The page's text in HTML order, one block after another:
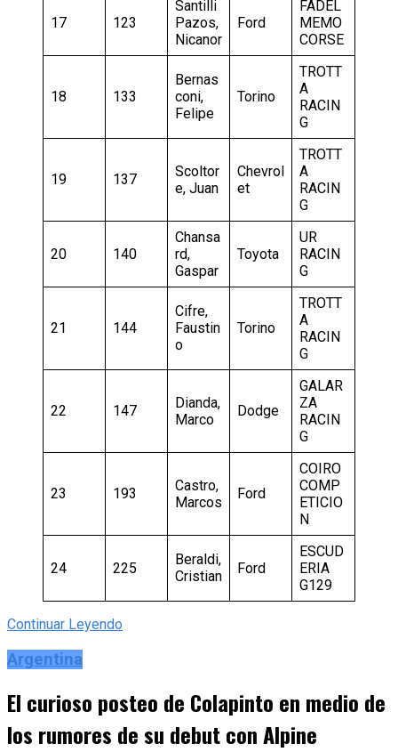
17 123
Santilli
Pazos,
Nicanor
Ford
FADEL
MEMO
CORSE
18 133
Bernas
coni,
Felipe
Torino
TROTT
A
RACIN
G
19 137
Scoltor
e, Juan
Chevrol
et
TROTT
A
RACIN
G
20 140
Chansa
rd,
Gaspar
Toyota
UR
RACIN
G
21 144
Cifre,
Faustin
o
Torino
TROTT
A
RACIN
G
22 147
Dianda,
Marco
Dodge
GALAR
ZA
RACIN
G
23 193
Castro,
Marcos
Ford
COIRO
COMP
ETICIO
N
24 225
Beraldi,
Cristian
Ford
ESCUD
ERIA
G129
Continuar Leyendo
Argentina
El curioso posteo de Colapinto en medio de
los rumores de su debut con Alpine